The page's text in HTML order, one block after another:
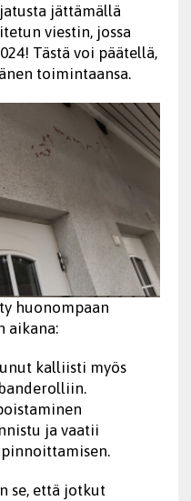
jättämällä
viestin, jossa
Tästä voi päätellä,
toimintaansa.
huonompaan
aikana:
kalliisti myös
ja vaatii
se, että jotkut